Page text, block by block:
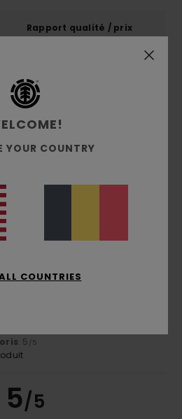
Rapport qualité / prix
4.8
Coloris
5 /5
: 5 /5
5/5
YOUR COUNTRY
COUNTRIES